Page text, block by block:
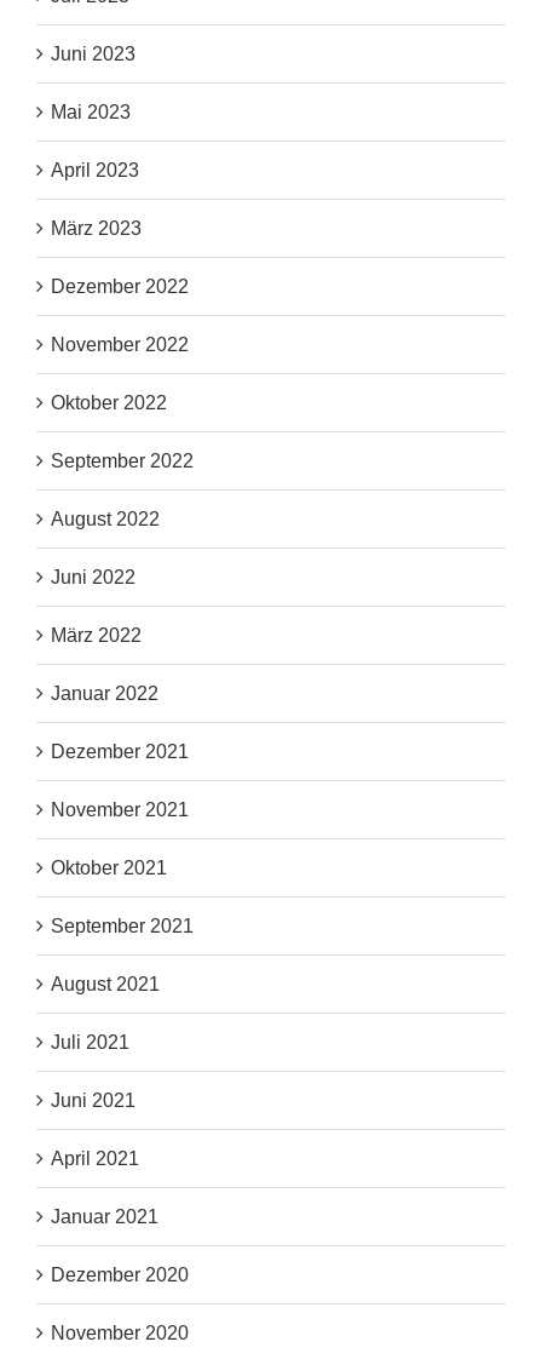
Juni 2023
Mai 2023
April 2023
März 2023
Dezember 2022
November 2022
Oktober 2022
September 2022
August 2022
Juni 2022
März 2022
Januar 2022
Dezember 2021
November 2021
Oktober 2021
September 2021
August 2021
Juli 2021
Juni 2021
April 2021
Januar 2021
Dezember 2020
November 2020